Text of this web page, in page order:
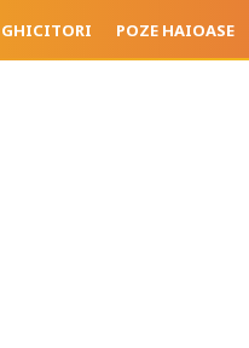
GHICITORI POZE HAIOASE